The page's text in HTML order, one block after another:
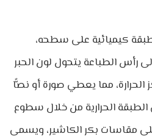
كيميائية على سطحه،
رأس الطباعة يتحول لون الحبر
الحرارة، مما يعطي صورة أو نصًّا
الحرارية من خلال سطوع
مقاسات بكر الكاشير، ويسمى